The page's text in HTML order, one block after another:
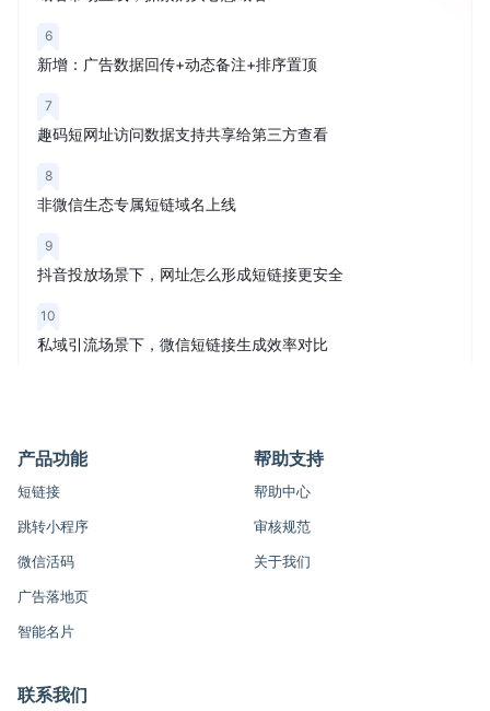
6
新增：广告数据回传+动态备注+排序置顶
7
趣码短网址访问数据支持共享给第三方查看
8
非微信生态专属短链域名上线
9
抖音投放场景下，网址怎么形成短链接更安全
10
私域引流场景下，微信短链接生成效率对比
产品功能
短链接
跳转小程序
微信活码
广告落地页
智能名片
帮助支持
帮助中心
审核规范
关于我们
联系我们